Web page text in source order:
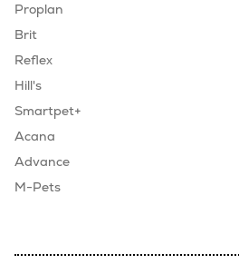
Proplan
Brit
Reflex
Hill's
Smartpet+
Acana
Advance
M-Pets